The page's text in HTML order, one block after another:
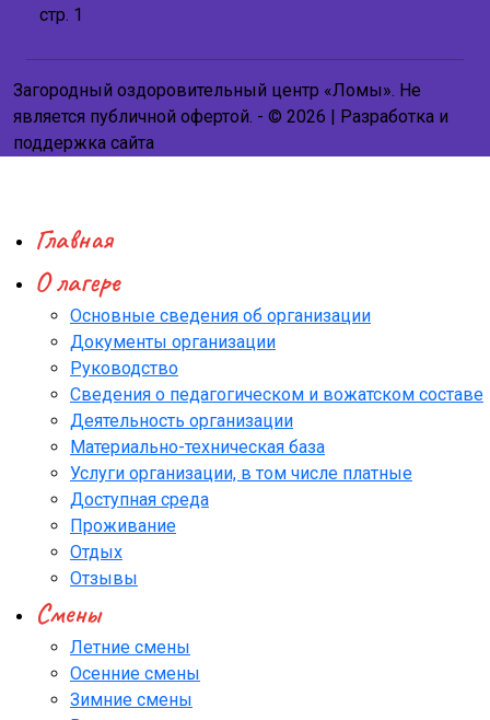
стр. 1
Загородный оздоровительный центр «Ломы». Не
является публичной офертой. - © 2026 | Разработка и
поддержка сайта
Главная
О лагере
Основные сведения об организации
Документы организации
Руководство
Сведения о педагогическом и вожатском составе
Деятельность организации
Материально-техническая база
Услуги организации, в том числе платные
Доступная среда
Проживание
Отдых
Отзывы
Смены
Летние смены
Осенние смены
Зимние смены